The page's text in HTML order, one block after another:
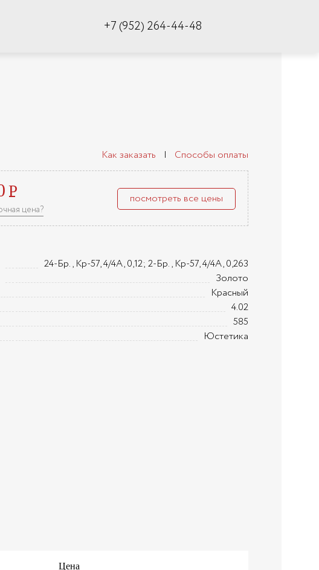
+7 (952) 264-44-48
Как заказать | Способы оплаты
Р посмотреть все цены
цена?
24-Бр., Кр-57, 4/4А, 0,12; 2-Бр., Кр-57, 4/4А, 0,263
Золото
Красный
4.02
585
Юстетика
Цена